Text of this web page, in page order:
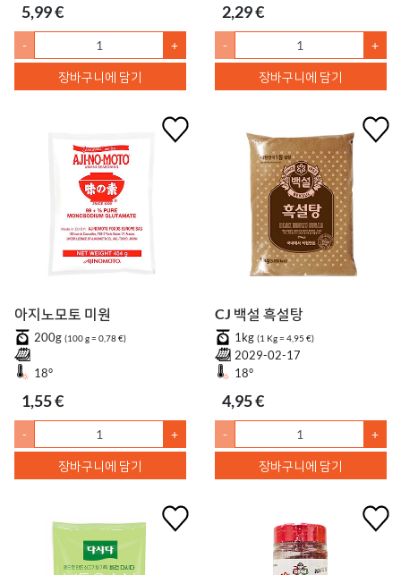
5,99 €
- +
장바구니에 담기
2,29 €
- +
장바구니에 담기
아지노모토 미원
200g (100 g = 0,78 €)
18°
1,55 €
- +
장바구니에 담기
CJ 백설 흑설탕
1kg (1 Kg = 4,95 €)
2029-02-17
18°
4,95 €
- +
장바구니에 담기